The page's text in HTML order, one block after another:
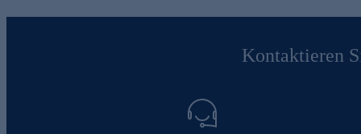
Kontaktieren